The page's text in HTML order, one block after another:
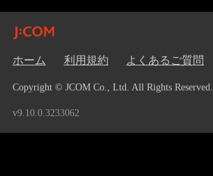
ホーム 利用規約 よくあるご質問
Copyright © JCOM Co., Ltd. All Rights Reserved.
v9.10.0.3233062